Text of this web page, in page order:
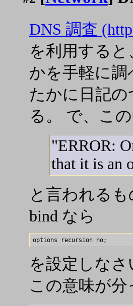
DNS 調査
を利用する
かを手軽に
たかに日記
る。 で、この
"ERROR:
that it is an
と言われる
bind なら
を設定しな
この意味が